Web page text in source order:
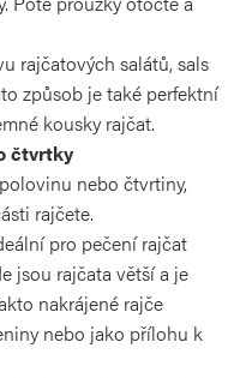
rajčatových salátů, sals
způsob je také perfektní
kousky rajčat.
čtvrtky
nebo čtvrtiny,
rajčete.
pro pečení rajčat
jsou rajčata větší a je
nakrájené rajče
nebo jako přílohu k